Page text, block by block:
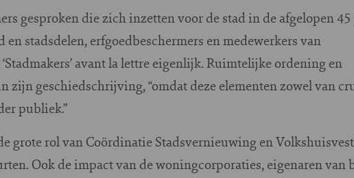
gesproken die zich inzetten voor de stad in de afgelopen 45
stadsdelen, erfgoedbeschermers en medewerkers van
avant la lettre eigenlijk. Ruimtelijke ordening en
zijn geschiedschrijving, “omdat deze elementen zowel van
publiek.”
grote rol van Coördinatie Stadsvernieuwing en
Ook de impact van de woningcorporaties, eigenaren van